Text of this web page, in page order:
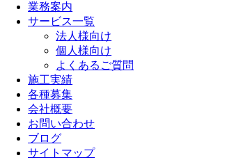
業務案内
サービス一覧
法人様向け
個人様向け
よくあるご質問
施工実績
各種募集
会社概要
お問い合わせ
ブログ
サイトマップ